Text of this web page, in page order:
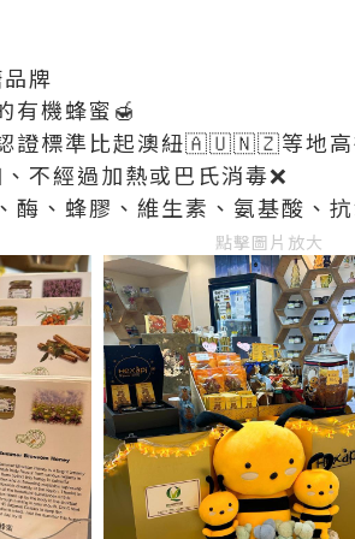
牌
機蜂蜜🍯
證標準比起澳紐🇦🇺🇳🇿等地高
不經過加熱或巴氏消毒❌
酶、蜂膠、維生素、氨基酸、
點擊圖片放大